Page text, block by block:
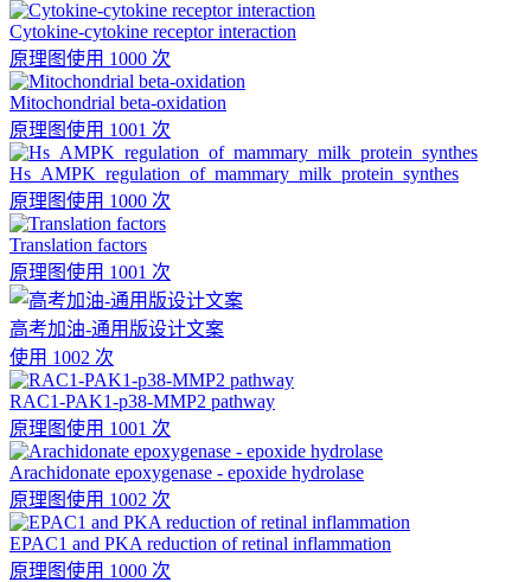
Cytokine-cytokine receptor interaction
原理图使用 1000 次
Mitochondrial beta-oxidation
原理图使用 1001 次
Hs_AMPK_regulation_of_mammary_milk_protein_synthes
原理图使用 1000 次
Translation factors
原理图使用 1001 次
高考加油-通用版设计文案
使用 1002 次
RAC1-PAK1-p38-MMP2 pathway
原理图使用 1001 次
Arachidonate epoxygenase - epoxide hydrolase
原理图使用 1002 次
EPAC1 and PKA reduction of retinal inflammation
原理图使用 1000 次